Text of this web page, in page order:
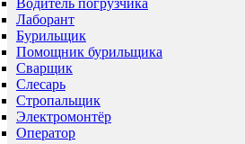
Водитель погрузчика
Лаборант
Бурильщик
Помощник бурильщика
Сварщик
Слесарь
Стропальщик
Электромонтёр
Оператор